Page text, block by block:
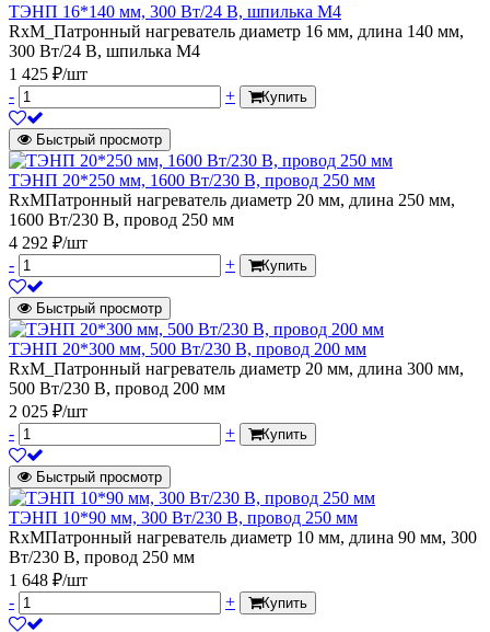
ТЭНП 16*140 мм, 300 Вт/24 В, шпилька М4
RxM_Патронный нагреватель диаметр 16 мм, длина 140 мм,
300 Вт/24 В, шпилька М4
1 425 ₽/шт
-
+ Купить
Быстрый просмотр
ТЭНП 20*250 мм, 1600 Вт/230 В, провод 250 мм
RxMПатронный нагреватель диаметр 20 мм, длина 250 мм,
1600 Вт/230 В, провод 250 мм
4 292 ₽/шт
-
+ Купить
Быстрый просмотр
ТЭНП 20*300 мм, 500 Вт/230 В, провод 200 мм
RxM_Патронный нагреватель диаметр 20 мм, длина 300 мм,
500 Вт/230 В, провод 200 мм
2 025 ₽/шт
-
+ Купить
Быстрый просмотр
ТЭНП 10*90 мм, 300 Вт/230 В, провод 250 мм
RxMПатронный нагреватель диаметр 10 мм, длина 90 мм, 300
Вт/230 В, провод 250 мм
1 648 ₽/шт
-
+ Купить